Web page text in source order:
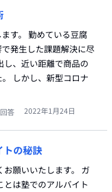
す。 勤めている豆腐
発生した課題解決に尽
し、近い距離で商品の
しかし、新型コロナ
答 2022年1月24日
トの秘訣
願いいたします。 ガ
は塾でのアルバイト